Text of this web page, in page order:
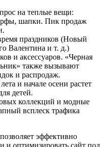
на теплые вещи:
шапки. Пик продаж
праздников (Новый
Валентина и т. д.)
и аксессуаров. «Черная
также вызывают
и распродаж.
и начале осени растет
детей.
коллекций и модные
всплеск трафика
эффективно
и оптимизировать сайт под